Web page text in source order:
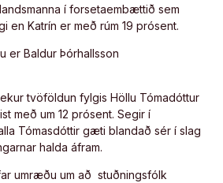
í forsetaembættið sem
en Katrín er með rúm 19 prósent.
er Baldur Þórhallsson
tvöföldun fylgis Höllu Tómadóttur
með um 12 prósent. Segir í
Tómasdóttir gæti blandað sér í slag
halda áfram.
umræðu um að stuðningsfólk